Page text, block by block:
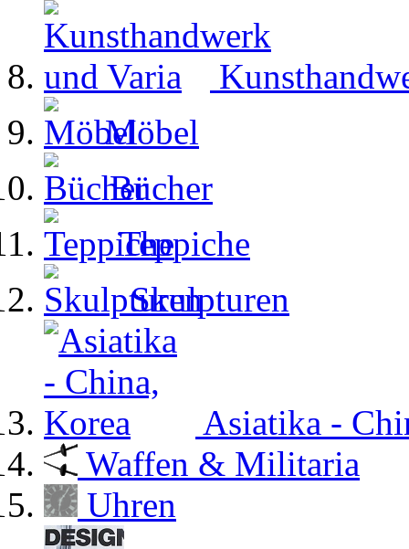
Möbel
Bücher
Teppiche
Skulpturen
Asiatika -
Waffen & Militaria
Uhren